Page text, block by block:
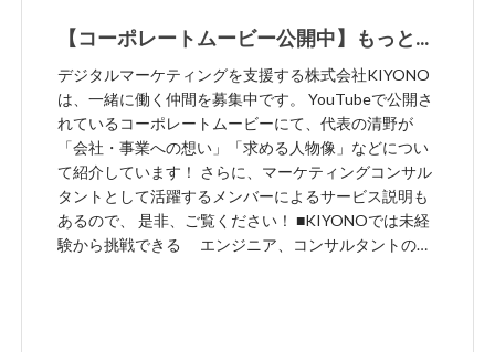
【コーポレートムービー公開中】もっとデ
ジタルが身近にある世界を目指して
デジタルマーケティングを支援する株式会社KIYONO
は、一緒に働く仲間を募集中です。 YouTubeで公開さ
れているコーポレートムービーにて、代表の清野が
「会社・事業への想い」「求める人物像」などについ
て紹介しています！ さらに、マーケティングコンサル
タントとして活躍するメンバーによるサービス説明も
あるので、 是非、ご覧ください！ ■KIYONOでは未経
験から挑戦できる エンジニア、コンサルタントのポ